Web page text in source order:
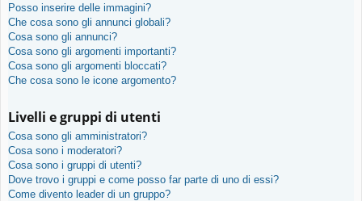
Posso inserire delle immagini?
Che cosa sono gli annunci globali?
Cosa sono gli annunci?
Cosa sono gli argomenti importanti?
Cosa sono gli argomenti bloccati?
Che cosa sono le icone argomento?
Livelli e gruppi di utenti
Cosa sono gli amministratori?
Cosa sono i moderatori?
Cosa sono i gruppi di utenti?
Dove trovo i gruppi e come posso far parte di uno di essi?
Come divento leader di un gruppo?